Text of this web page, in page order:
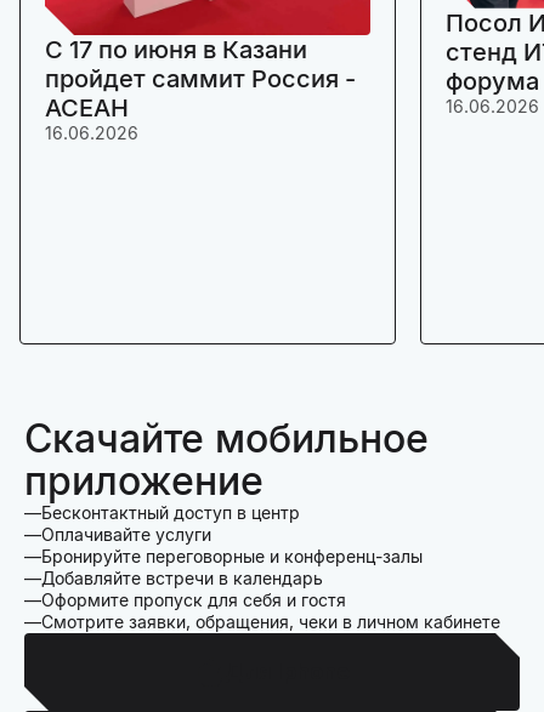
C 17 по июня в Казани
пройдет саммит Россия -
АСЕАН
16.06.2026
Посол
стенд
16.06.2026
Скачайте мобильное
приложение
Бесконтактный доступ в центр
Оплачивайте услуги
Бронируйте переговорные и конференц-залы
Добавляйте встречи в календарь
Оформите пропуск для себя и гостя
Смотрите заявки, обращения, чеки в личном кабинете